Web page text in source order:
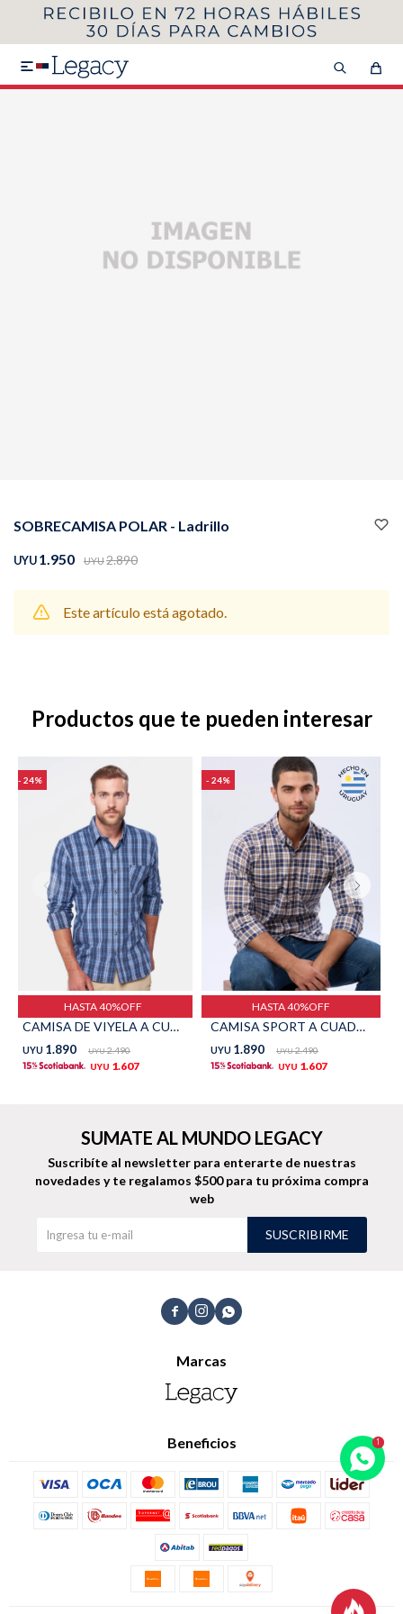

SOBRECAMISA POLAR - Ladrillo
UYU1.950 UYU2.890
Este artículo está agotado.
Productos que te pueden interesar
24
HASTA 40%OFF
CAMISA DE VIYELA A CUADROS - Unico
UYU 1.890 UYU 2.490
UYU 1.607
24
HASTA 40%OFF
CAMISA SPORT A CUADROS - Unico
UYU 1.890 UYU 2.490
UYU 1.607
  
Marcas
Beneficios
SUMATE AL MUNDO LEGACY
Suscribíte al newsletter para enterarte de nuestras
novedades y te regalamos $500 para tu próxima compra
web
SUSCRIBIRME
MI CUENTA
VER COLECCIÓN DE HOMBRE
Camperas Chalecos
Shorts Trajes
Calzado
TALLES GRANDES Uniformes empresariales
Canjear mis puntos
Envíos, cambios y devoluciones